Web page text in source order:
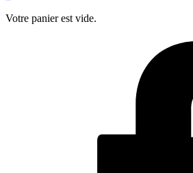
Votre panier est vide.